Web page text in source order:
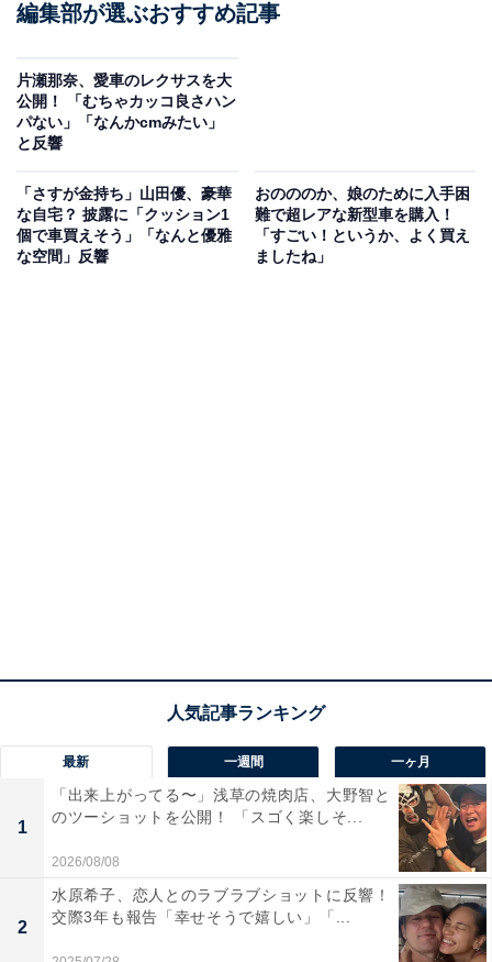
編集部が選ぶおすすめ記事
片瀬那奈、愛車のレクサスを大
公開！ 「むちゃカッコ良さハン
パない」「なんかcmみたい」
と反響
「さすが金持ち」山田優、豪華
な自宅？ 披露に「クッション1
個で車買えそう」「なんと優雅
な空間」反響
おのののか、娘のために入手困
難で超レアな新型車を購入！
「すごい！というか、よく買え
ましたね」
最新 一週間 一ヶ月
1
「出来上がってる〜」浅草の焼肉店、大野智と
のツーショットを公開！ 「スゴく楽しそ...
2026/08/08
2
水原希子、恋人とのラブラブショットに反響！
交際3年も報告「幸せそうで嬉しい」「...